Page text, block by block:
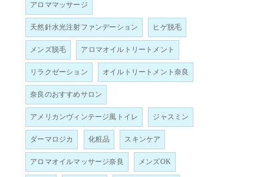
アロママッサージ
天然針水光注射ファンデーション ヒゲ脱毛
メンズ脱毛 アロマオイルトリートメント
リラクゼーション オイルトリートメント奈良
奈良のおすすめサロン
アメリカンヴィンテージ風トイレ ジャスミン
ダーマロジカ 化粧品 スキンケア
アロマオイルマッサージ奈良 メンズOK